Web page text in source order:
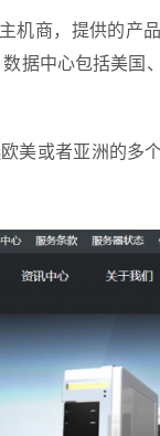
机商，提供的产
据中心包括美国
美或者亚洲的多